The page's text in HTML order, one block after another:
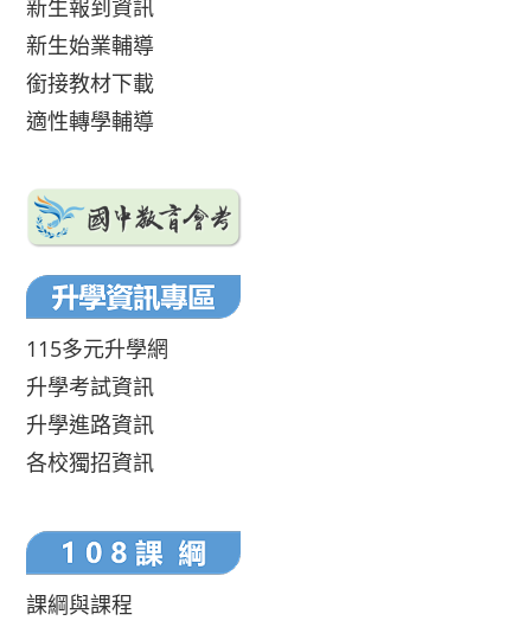
新生報到資訊
新生始業輔導
銜接教材下載
適性轉學輔導
115多元升學網
升學考試資訊
升學進路資訊
各校獨招資訊
課綱與課程